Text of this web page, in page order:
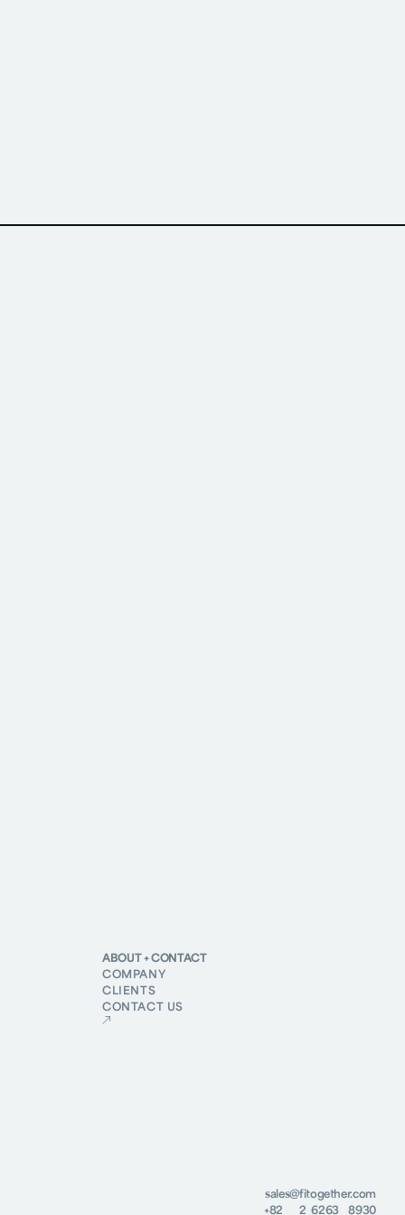
ABOUT + CONTACT
COMPANY
CLIENTS
CONTACT US
sales@fitogether.com
+82 2 6263 8930